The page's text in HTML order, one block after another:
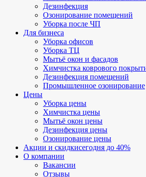
Дезинфекция
Озонирование помещений
Уборка после ЧП
Для бизнеса
Уборка офисов
Уборка ТЦ
Мытьё окон и фасадов
Химчистка коврового
Дезинфекция помещений
Промышленное озонирование
Цены
Уборка цены
Химчистка цены
Мытьё окон цены
Дезинфекция цены
Озонирование цены
Акции и скидкисегодня до 40%
О компании
Вакансии
Отзывы